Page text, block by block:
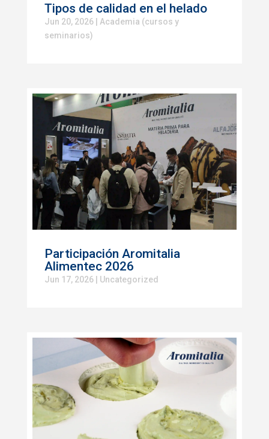
Tipos de calidad en el helado
Jun 20, 2026| Academia (cursos y
seminarios)
Participación Aromitalia
Alimentec 2026
Jun 17, 2026| Uncategorized